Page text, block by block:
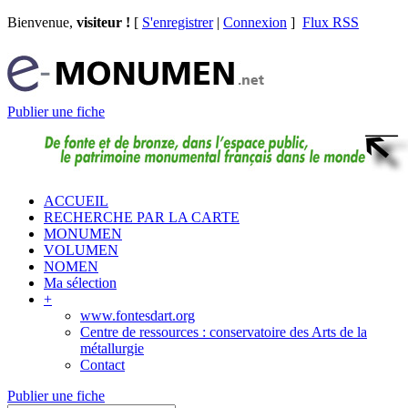
Bienvenue, visiteur ! [ S'enregistrer| Connexion ] Flux RSS
Publier une fiche
ACCUEIL
RECHERCHE PAR LA CARTE
MONUMEN
VOLUMEN
NOMEN
Ma sélection
+
www.fontesdart.org
Centre de ressources : conservatoire des Arts de la
métallurgie
Contact
Publier une fiche